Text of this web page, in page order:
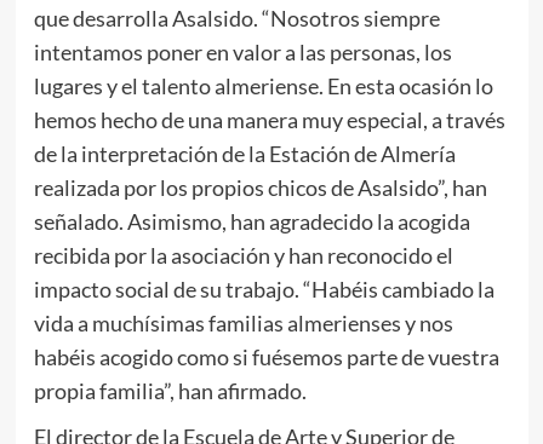
que desarrolla Asalsido. “Nosotros siempre
intentamos poner en valor a las personas, los
lugares y el talento almeriense. En esta ocasión lo
hemos hecho de una manera muy especial, a través
de la interpretación de la Estación de Almería
realizada por los propios chicos de Asalsido”, han
señalado. Asimismo, han agradecido la acogida
recibida por la asociación y han reconocido el
impacto social de su trabajo. “Habéis cambiado la
vida a muchísimas familias almerienses y nos
habéis acogido como si fuésemos parte de vuestra
propia familia”, han afirmado.
El director de la Escuela de Arte y Superior de